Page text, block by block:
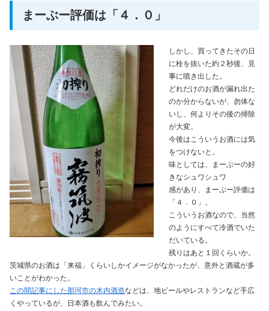
まーぶー評価は「４．０」
しかし、買ってきたその日
に栓を抜いた約２秒後、見
事に噴き出した。
どれだけのお酒が漏れ出た
のか分からないが、勿体な
いし、何よりその後の掃除
が大変。
今後はこういうお酒には気
をつけないと。
味としては、まーぶーの好
きなシュワシュワ
感があり、まーぶー評価は
「４．０」。
こういうお酒なので、当然
のようにすべて冷酒でいた
だいている。
残りはあと１回くらいか。
茨城県のお酒は「来福」くらいしかイメージがなかったが、意外と酒蔵が多
いことがわかった。
この間記事にした那珂市の木内酒造などは、地ビールやレストランなど手広
くやっているが、日本酒も飲んでみたい。